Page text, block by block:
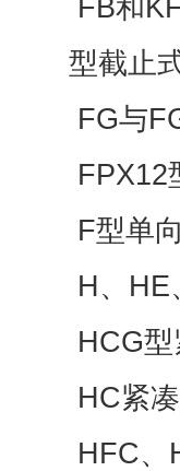
FB和
型截止
FG与
FPX12
F型单
H、HE
HCG
HC紧
HFC、